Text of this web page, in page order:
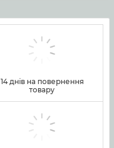
14 днів на повернення
товару